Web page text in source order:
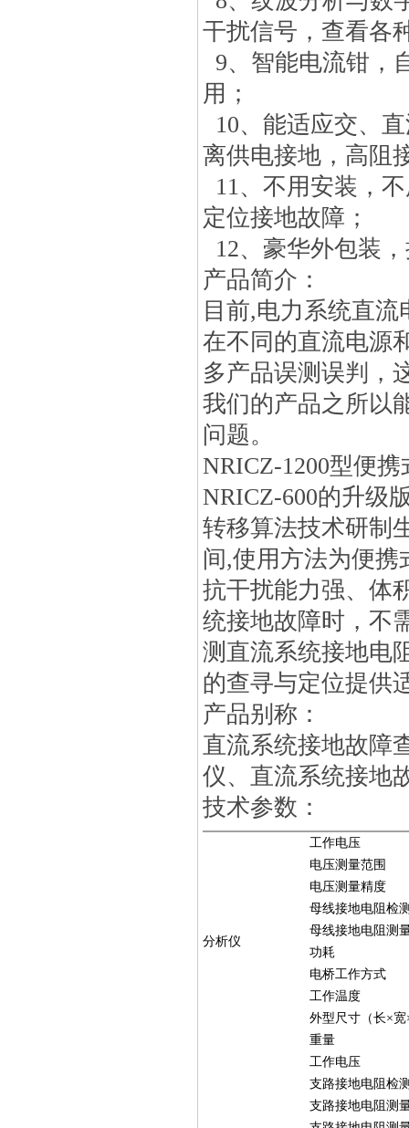
干扰信号，查看各
9、智能电流钳，
用；
10、能适应交、
离供电接地，高阻
11、不用安装，
定位接地故障；
12、豪华外包装
产品简介：
目前,电力系统直
在不同的直流电源
多产品误测误判，
我们的产品之所以
问题。
NRICZ-1200型便
NRICZ-600的升级
转移算法技术研制
间,使用方法为便
抗干扰能力强、体
统接地故障时，不
测直流系统接地电
的查寻与定位提供
产品别称：
直流系统接地故障
仪、直流系统接地
技术参数：
分析仪
工作电压
电压测量范围
电压测量精度
母线接地电阻检
母线接地电阻测
功耗
电桥工作方式
工作温度
外型尺寸（长×
重量
工作电压
支路接地电阻检
支路接地电阻测